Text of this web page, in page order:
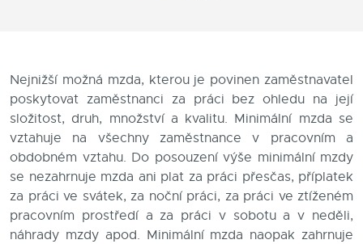
Kariéra
Partneři
Blog
Kontakty
Nejnižší možná mzda, kterou je povinen zaměstnavatel
poskytovat zaměstnanci za práci bez ohledu na její
složitost, druh, množství a kvalitu. Minimální mzda se
vztahuje na všechny zaměstnance v pracovním a
obdobném vztahu. Do posouzení výše minimální mzdy
se nezahrnuje mzda ani plat za práci přesčas, příplatek
za práci ve svátek, za noční práci, za práci ve ztíženém
pracovním prostředí a za práci v sobotu a v neděli,
náhrady mzdy apod. Minimální mzda naopak zahrnuje